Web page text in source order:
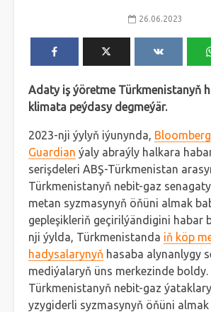
26.06.2023
Adaty iş ýöretme Türkmenistanyň
klimata peýdasy degmeýär.
2023-nji ýylyň iýunynda, Bloomberg
Guardian ýaly abraýly halkara
serişdeleri ABŞ-Türkmenistan
Türkmenistanyň nebit-gaz
metan syzmasynyň öňüni almak
gepleşikleriň geçirilýändigini habar
nji ýylda, Türkmenistanda iň köp
hadysalarynyň hasaba alynanlygy
mediýalaryň üns merkezinde boldy.
Türkmenistanyň nebit-gaz
yzygiderli syzmasynyň öňüni